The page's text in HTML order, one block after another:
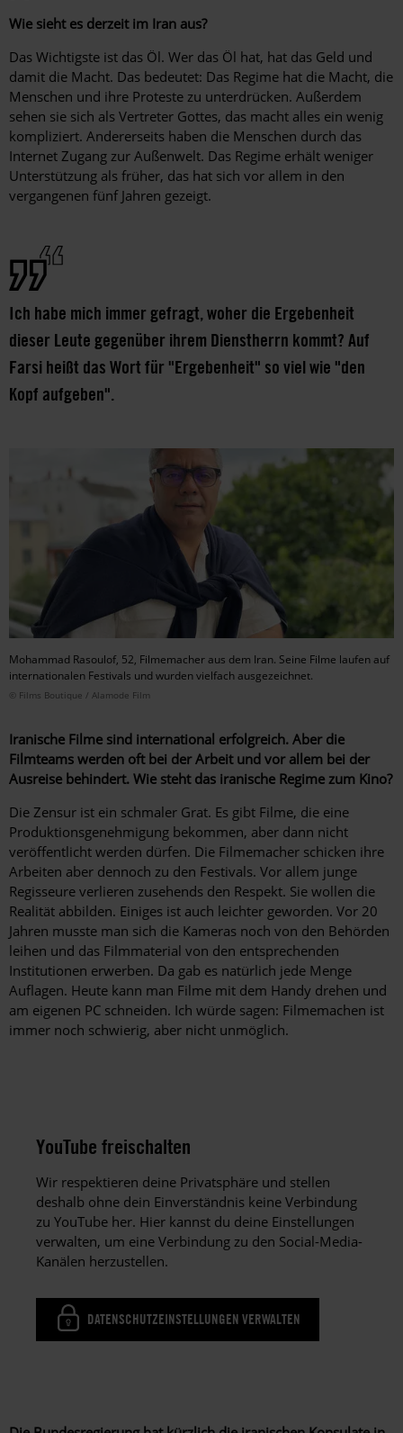
Wie sieht es derzeit im Iran aus?
Das Wichtigste ist das Öl. Wer das Öl hat, hat das Geld und
damit die Macht. Das bedeutet: Das Regime hat die Macht, die
Menschen und ihre Proteste zu unterdrücken. Außerdem
sehen sie sich als Vertreter Gottes, das macht alles ein wenig
kompliziert. Andererseits haben die Menschen durch das
Internet Zugang zur Außenwelt. Das Regime erhält weniger
Unterstützung als früher, das hat sich vor allem in den
vergangenen fünf Jahren gezeigt.
Ich habe mich immer gefragt, woher die Ergebenheit
dieser Leute gegenüber ihrem Dienstherrn kommt? Auf
Farsi heißt das Wort für "Ergebenheit" so viel wie "den
Kopf aufgeben".
Mohammad Rasoulof, 52, Filmemacher aus dem Iran. Seine Filme laufen auf
internationalen Festivals und wurden vielfach ausgezeichnet.
© Films Boutique / Alamode Film
Iranische Filme sind international erfolgreich. Aber die
Filmteams werden oft bei der Arbeit und vor allem bei der
Ausreise behindert. Wie steht das iranische Regime zum Kino?
Die Zensur ist ein schmaler Grat. Es gibt Filme, die eine
Produktionsgenehmigung bekommen, aber dann nicht
veröffentlicht werden dürfen. Die Filmemacher schicken ihre
Arbeiten aber dennoch zu den Festivals. Vor allem junge
Regisseure verlieren zusehends den Respekt. Sie wollen die
Realität abbilden. Einiges ist auch leichter geworden. Vor 20
Jahren musste man sich die Kameras noch von den Behörden
leihen und das Filmmaterial von den entsprechenden
Institutionen erwerben. Da gab es natürlich jede Menge
Auflagen. Heute kann man Filme mit dem Handy drehen und
am eigenen PC schneiden. Ich würde sagen: Filmemachen ist
immer noch schwierig, aber nicht unmöglich.
YouTube freischalten
Wir respektieren deine Privatsphäre und stellen
deshalb ohne dein Einverständnis keine Verbindung
zu YouTube her. Hier kannst du deine Einstellungen
verwalten, um eine Verbindung zu den Social-Media-
Kanälen herzustellen.
DATENSCHUTZEINSTELLUNGEN VERWALTEN